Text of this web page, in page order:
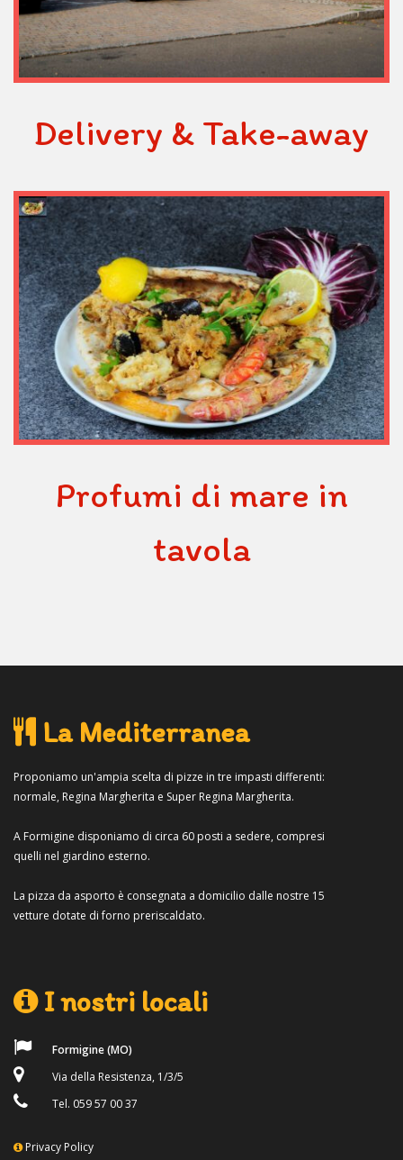
Delivery & Take-away
Profumi di mare in
tavola
La Mediterranea
Proponiamo un'ampia scelta di pizze in tre impasti differenti:
normale, Regina Margherita e Super Regina Margherita.
A Formigine disponiamo di circa 60 posti a sedere, compresi
quelli nel giardino esterno.
La pizza da asporto è consegnata a domicilio dalle nostre 15
vetture dotate di forno preriscaldato.
I nostri locali
Formigine (MO)
Via della Resistenza, 1/3/5
Tel. 059 57 00 37
Privacy Policy